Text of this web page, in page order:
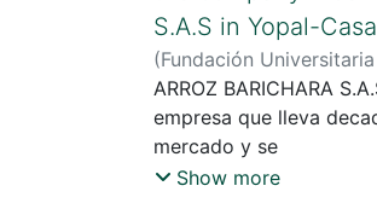
S.A.S in Yopal-
(Fundación
Colombia,2023)
Álvaro Daniel ;Castro,
ARROZ BARICHARA
empresa que lleva
mercado y se
ha consolidado en la
Show more